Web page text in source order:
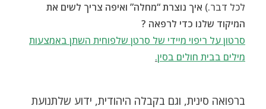
לכל דבר.) איך נוצרת “מחלה” ואיפה צריך לשים את
המיקוד שלנו כדי לרפאה ?
סרטון על ריפוי מיידי של סרטן שלפוחית השתן באמצעות
מילים בבית חולים בסין.
ברפואה סינית, וגם בקבלה היהודית, ידוע שלתנועת